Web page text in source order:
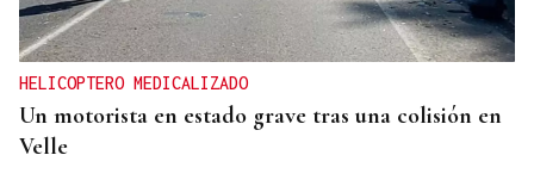
HELICOPTERO MEDICALIZADO
Un motorista en estado grave tras una colisión en
Velle